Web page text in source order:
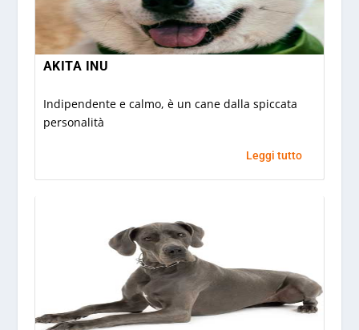
AKITA INU
Indipendente e calmo, è un cane dalla spiccata
personalità
Leggi tutto